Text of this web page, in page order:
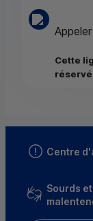
Cette
Centre
Sourds et